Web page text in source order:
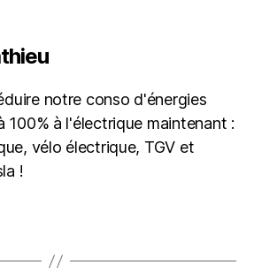
notre conso d'énergies
100% à l'électrique maintenant :
vélo électrique, TGV et
!